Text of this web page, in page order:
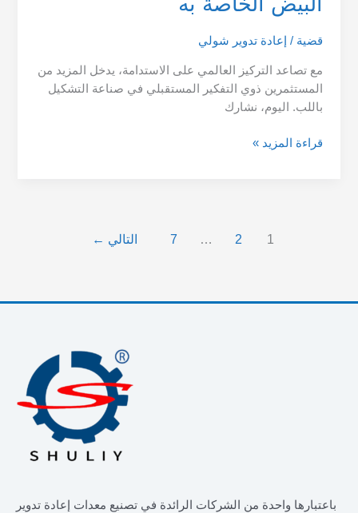
قضية / إعادة تدوير شولي
مع تصاعد التركيز العالمي على الاستدامة، يدخل المزيد من
المستثمرين ذوي التفكير المستقبلي في صناعة التشكيل
باللب. اليوم، نشارك
قراءة المزيد »
1
2
…
7 التالي ←
باعتبارها واحدة من الشركات الرائدة في تصنيع معدات إعادة تدوير